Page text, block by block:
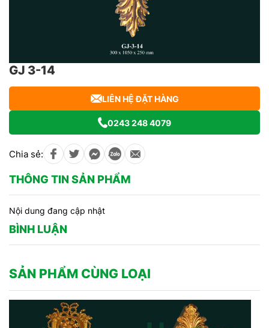
GJ 3-14
LIÊN HỆ ĐẶT HÀNG
0243 248 4079
Chia sẻ:
THÔNG TIN SẢN PHẨM
Nội dung đang cập nhật
BÌNH LUẬN
SẢN PHẨM CÙNG LOẠI